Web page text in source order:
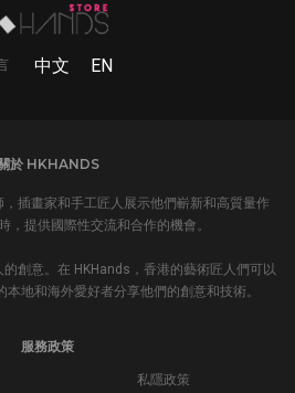
中文 EN
關於 HKHANDS
插畫家和手工匠人展示他們嶄新和高質量作
，提供國際性交流和合作的機會。
創意。在 HKHands，香港的藝術匠人們可以
地和海外愛好者分享他們的創意和技術。
服務政策
私隱政策